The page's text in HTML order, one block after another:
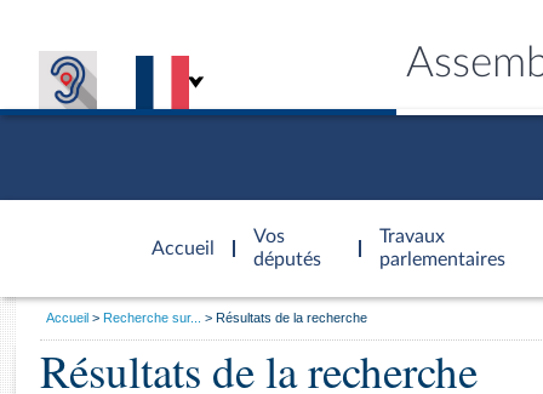
Accueil
d'accueil
Vos
députés
Travaux
parlementaires
Général
Vous
Accueil Recherche sur... Résultats de la recherche
Résultats de la recherche